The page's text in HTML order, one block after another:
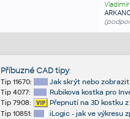
Vladimír
Příbuzné CAD tipy:
Tip 11670:
Jak skrýt nebo
Tip 4077:
Rubikova kostka pro
Tip 7908:
Přepnutí na 3D kostku
Tip 10851:
iLogic - jak ve výkresu